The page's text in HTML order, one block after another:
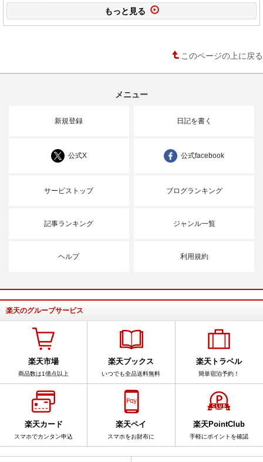
もっと見る
このページの上に戻る
メニュー
新規登録 日記を書く
公式X 公式facebook
サービストップ ブログランキング
記事ランキング ジャンル一覧
ヘルプ 利用規約
楽天のグループサービス
楽天市場
商品数は1億点以上
楽天ブックス
いつでも全品送料無料
楽天トラベル
簡単宿泊予約！
楽天カード
スマホでカンタン申込
楽天ペイ
スマホをお財布に
楽天PointClub
手軽にポイントを確認